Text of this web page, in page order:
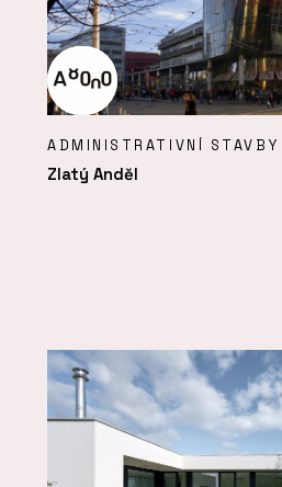
ADMINISTRATIVNÍ STAVBY
Zlatý Anděl